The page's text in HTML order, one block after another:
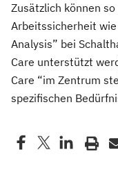
Zusätzlich können
Arbeitssicherheit
Analysis” bei
Care unterstützt
Care “im Zentrum
spezifischen